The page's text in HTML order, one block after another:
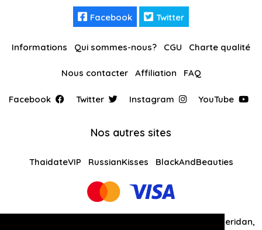
Facebook Twitter
Informations Qui sommes-nous? CGU Charte qualité
Nous contacter Affiliation FAQ
Facebook Twitter Instagram YouTube
Nos autres sites
ThaidateVIP RussianKisses BlackAndBeauties
Global Solutions Medias LLC 30 N Gould St Ste R Sheridan,